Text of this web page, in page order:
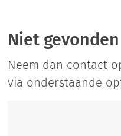
Niet
Neem dan contact
via onderstaande